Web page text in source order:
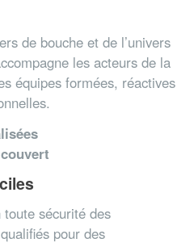
de bouche et de l’univers
les acteurs de la
équipes formées, réactives
sécurité des
pour des